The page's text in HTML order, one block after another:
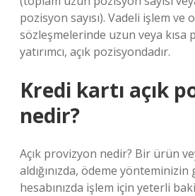
pozisyon sayısı). Vadeli işlem ve
sözleşmelerinde uzun veya kısa
yatırımcı, açık pozisyondadır.
Kredi kartı açık
nedir?
Açık provizyon nedir? Bir ürün
aldığınızda, ödeme
hesabınızda işlem için yeterli